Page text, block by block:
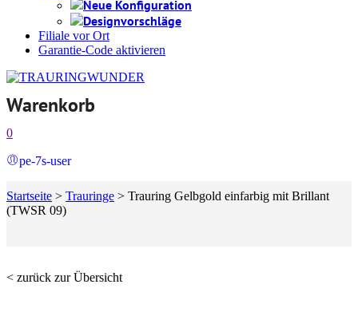
Neue Konfiguration
Designvorschläge
Filiale vor Ort
Garantie-Code aktivieren
Warenkorb
0
pe-7s-user
Startseite > Trauringe > Trauring Gelbgold einfarbig mit Brillant
(TWSR 09)
< zurück zur Übersicht